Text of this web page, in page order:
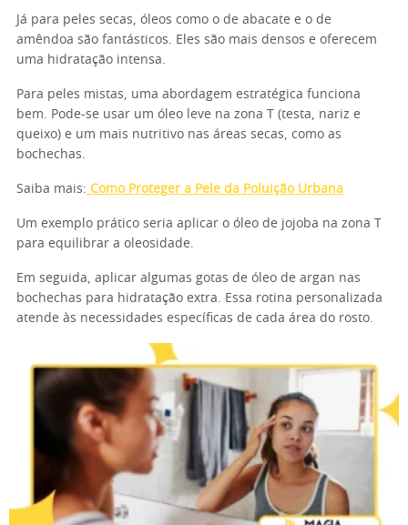
Já para peles secas, óleos como o de abacate e o de
amêndoa são fantásticos. Eles são mais densos e oferecem
uma hidratação intensa.
Para peles mistas, uma abordagem estratégica funciona
bem. Pode-se usar um óleo leve na zona T (testa, nariz e
queixo) e um mais nutritivo nas áreas secas, como as
bochechas.
Saiba mais: Como Proteger a Pele da Poluição Urbana
Um exemplo prático seria aplicar o óleo de jojoba na zona T
para equilibrar a oleosidade.
Em seguida, aplicar algumas gotas de óleo de argan nas
bochechas para hidratação extra. Essa rotina personalizada
atende às necessidades específicas de cada área do rosto.